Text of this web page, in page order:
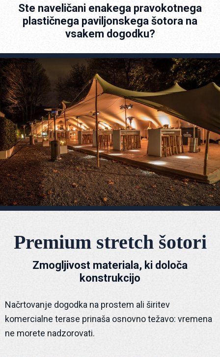
Ste naveličani enakega pravokotnega
plastičnega paviljonskega šotora na
vsakem dogodku?
Premium stretch šotori
Zmogljivost materiala, ki določa
konstrukcijo
Načrtovanje dogodka na prostem ali širitev
komercialne terase prinaša osnovno težavo: vremena
ne morete nadzorovati.